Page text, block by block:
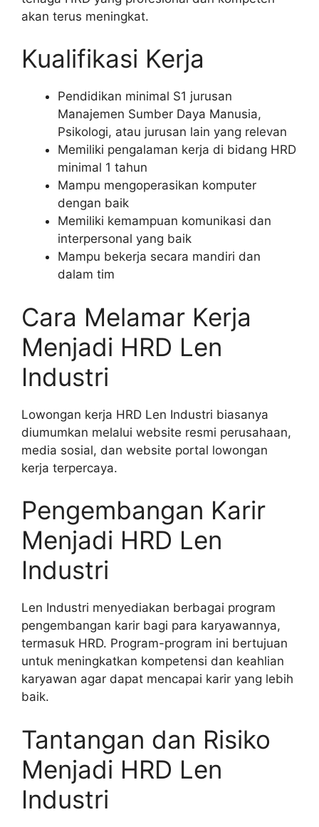
akan terus meningkat.
Kualifikasi Kerja
Pendidikan minimal S1 jurusan
Manajemen Sumber Daya Manusia,
Psikologi, atau jurusan lain yang relevan
Memiliki pengalaman kerja di bidang HRD
minimal 1 tahun
Mampu mengoperasikan komputer
dengan baik
Memiliki kemampuan komunikasi dan
interpersonal yang baik
Mampu bekerja secara mandiri dan
dalam tim
Cara Melamar Kerja
Menjadi HRD Len
Industri
Lowongan kerja HRD Len Industri biasanya
diumumkan melalui website resmi perusahaan,
media sosial, dan website portal lowongan
kerja terpercaya.
Pengembangan Karir
Menjadi HRD Len
Industri
Len Industri menyediakan berbagai program
pengembangan karir bagi para karyawannya,
termasuk HRD. Program-program ini bertujuan
untuk meningkatkan kompetensi dan keahlian
karyawan agar dapat mencapai karir yang lebih
baik.
Tantangan dan Risiko
Menjadi HRD Len
Industri